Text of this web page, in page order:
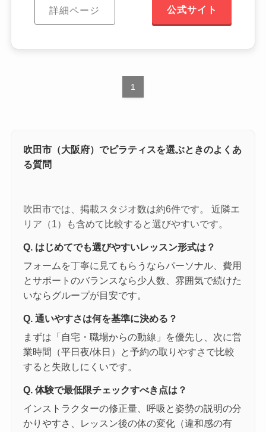
詳細ページ 公式サイト
1
吹田市（大阪府）でピラティスを選ぶときのよくあ
る質問
吹田市では、掲載スタジオ数は約6件です。 近隣エ
リア（1）も含めて比較すると選びやすいです。
Q. はじめてでも選びやすいレッスン形式は？
フォームを丁寧に見てもらうならパーソナル、費用
とサポートのバランスなら少人数、雰囲気で続けた
いならグループが目安です。
Q. 通いやすさは何を基準に決める？
まずは「自宅・職場からの動線」を優先し、次に営
業時間（平日夜/休日）と予約の取りやすさで比較
すると失敗しにくいです。
Q. 体験で最低限チェックすべき点は？
インストラクターの修正量、呼吸と姿勢の説明の分
かりやすさ、レッスン後の体の変化（違和感の有